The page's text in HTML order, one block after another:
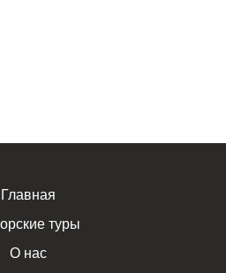
Главная
туры
О нас